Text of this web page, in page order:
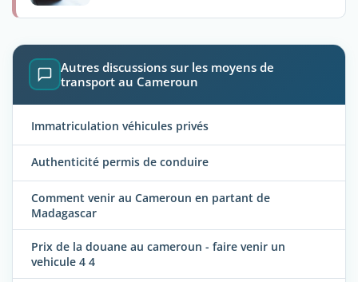
Autres discussions sur les moyens de
transport au Cameroun
Immatriculation véhicules privés
Authenticité permis de conduire
Comment venir au Cameroun en partant de
Madagascar
Prix de la douane au cameroun - faire venir un
vehicule 4 4